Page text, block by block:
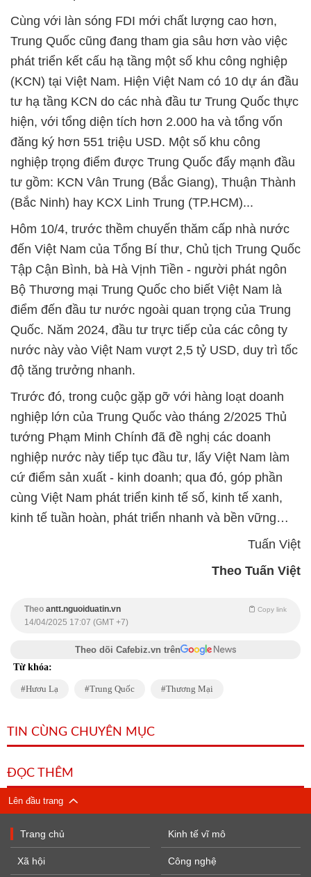
Cùng với làn sóng FDI mới chất lượng cao hơn,
Trung Quốc cũng đang tham gia sâu hơn vào việc
phát triển kết cấu hạ tầng một số khu công nghiệp
(KCN) tại Việt Nam. Hiện Việt Nam có 10 dự án đầu
tư hạ tầng KCN do các nhà đầu tư Trung Quốc thực
hiện, với tổng diện tích hơn 2.000 ha và tổng vốn
đăng ký hơn 551 triệu USD. Một số khu công
nghiệp trọng điểm được Trung Quốc đẩy mạnh đầu
tư gồm: KCN Vân Trung (Bắc Giang), Thuận Thành
(Bắc Ninh) hay KCX Linh Trung (TP.HCM)...
Hôm 10/4, trước thềm chuyến thăm cấp nhà nước
đến Việt Nam của Tổng Bí thư, Chủ tịch Trung Quốc
Tập Cận Bình, bà Hà Vịnh Tiền - người phát ngôn
Bộ Thương mại Trung Quốc cho biết Việt Nam là
điểm đến đầu tư nước ngoài quan trọng của Trung
Quốc. Năm 2024, đầu tư trực tiếp của các công ty
nước này vào Việt Nam vượt 2,5 tỷ USD, duy trì tốc
độ tăng trưởng nhanh.
Trước đó, trong cuộc gặp gỡ với hàng loạt doanh
nghiệp lớn của Trung Quốc vào tháng 2/2025 Thủ
tướng Phạm Minh Chính đã đề nghị các doanh
nghiệp nước này tiếp tục đầu tư, lấy Việt Nam làm
cứ điểm sản xuất - kinh doanh; qua đó, góp phần
cùng Việt Nam phát triển kinh tế số, kinh tế xanh,
kinh tế tuần hoàn, phát triển nhanh và bền vững…
Tuấn Việt
Theo Tuấn Việt
Theo antt.nguoiduatin.vn Copy link
14/04/2025 17:07 (GMT +7)
Theo dõi Cafebiz.vn trên
Từ khóa:
Hươu Lạ Trung Quốc Thương Mại
TIN CÙNG CHUYÊN MỤC
ĐỌC THÊM
Lên đầu trang
Trang chủ
Xã hội
Kinh tế vĩ mô
Công nghệ